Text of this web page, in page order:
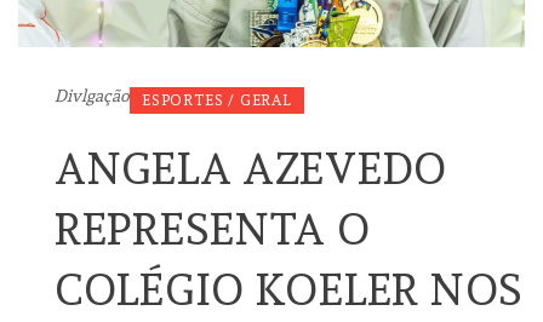
Divlgação ESPORTES / GERAL
ANGELA AZEVEDO
REPRESENTA O
COLÉGIO KOELER NOS